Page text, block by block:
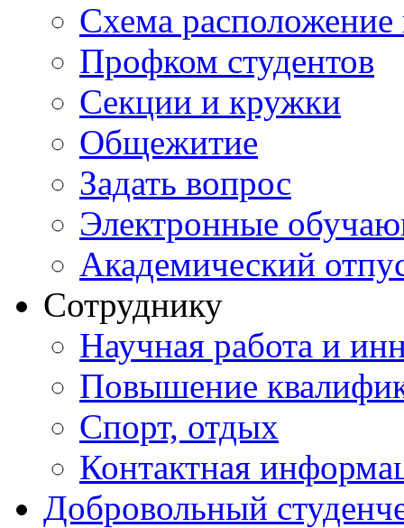
Схема расположение
Профком студентов
Секции и кружки
Общежитие
Задать вопрос
Электронные
Академический
Сотруднику
Научная работа и
Повышение
Спорт, отдых
Контактная
Добровольный